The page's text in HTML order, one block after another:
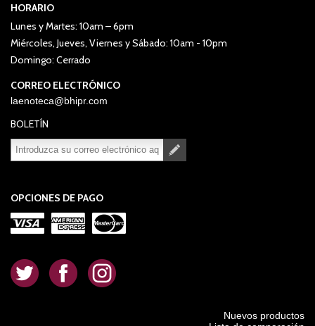
HORARIO
Lunes y Martes: 10am – 6pm
Miércoles, Jueves, Viernes y Sábado: 10am - 10pm
Domingo: Cerrado
CORREO ELECTRÓNICO
laenoteca@bhipr.com
BOLETÍN
OPCIONES DE PAGO
. . .
Nuevos productos